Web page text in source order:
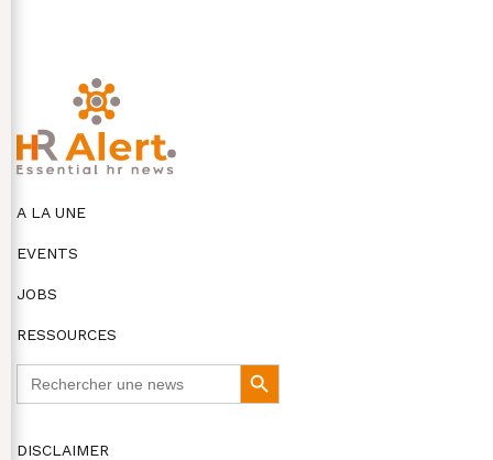
A LA UNE
EVENTS
JOBS
RESSOURCES
Search
Button
DISCLAIMER